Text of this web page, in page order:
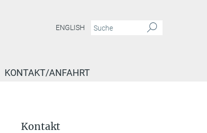
ENGLISH
KONTAKT/ANFAHRT
Kontakt